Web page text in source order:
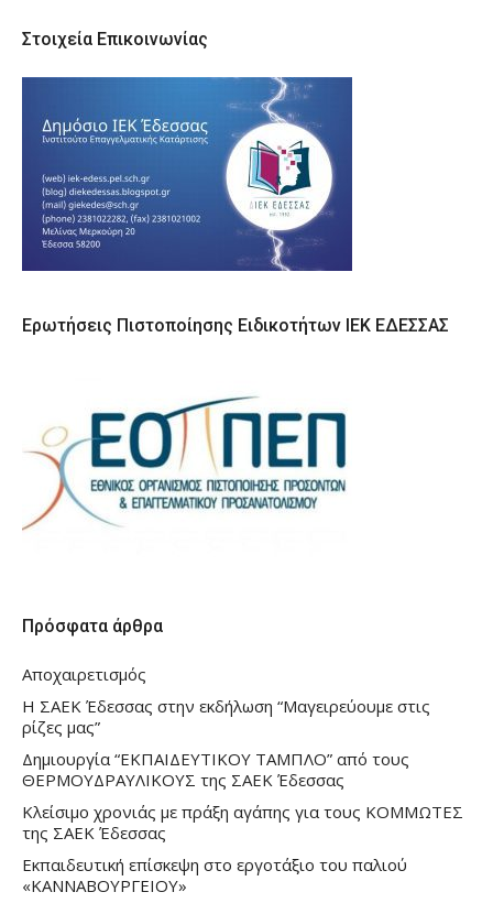
Στοιχεία Επικοινωνίας
Ερωτήσεις Πιστοποίησης Ειδικοτήτων ΙΕΚ ΕΔΕΣΣΑΣ
Πρόσφατα άρθρα
Αποχαιρετισμός
Η ΣΑΕΚ Έδεσσας στην εκδήλωση “Μαγειρεύουμε στις
ρίζες μας”
Δημιουργία “ΕΚΠΑΙΔΕΥΤΙΚΟΥ ΤΑΜΠΛΟ” από τους
ΘΕΡΜΟΥΔΡΑΥΛΙΚΟΥΣ της ΣΑΕΚ Έδεσσας
Κλείσιμο χρονιάς με πράξη αγάπης για τους ΚΟΜΜΩΤΕΣ
της ΣΑΕΚ Έδεσσας
Εκπαιδευτική επίσκεψη στο εργοτάξιο του παλιού
«ΚΑΝΝΑΒΟΥΡΓΕΙΟΥ»